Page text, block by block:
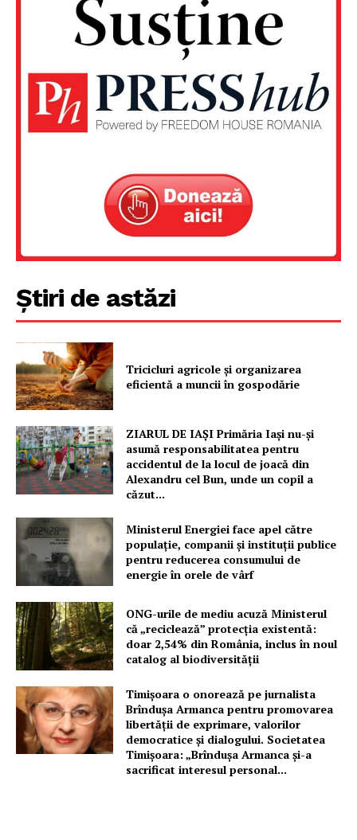
Un proiect
FREEDOM HOUSE ROMÂNIA
PRESShub
Proiecte editoriale
Știri de astăzi
Tricicluri agricole și organizarea
eficientă a muncii în gospodărie
ZIARUL DE IAȘI Primăria Iași nu-și
asumă responsabilitatea pentru
accidentul de la locul de joacă din
Alexandru cel Bun, unde un copil a
căzut...
Ministerul Energiei face apel către
populație, companii și instituții publice
pentru reducerea consumului de
energie în orele de vârf
ONG-urile de mediu acuză Ministerul
că „reciclează” protecția existentă:
doar 2,54% din România, inclus în noul
catalog al biodiversității
Timișoara o onorează pe jurnalista
Brîndușa Armanca pentru promovarea
libertății de exprimare, valorilor
democratice și dialogului. Societatea
Timișoara: „Brîndușa Armanca și-a
sacrificat interesul personal...